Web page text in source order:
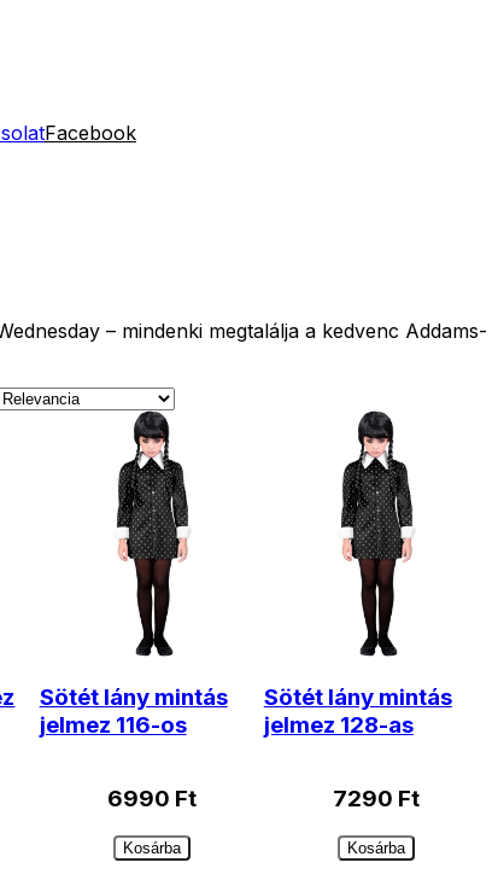
Facebook
– mindenki megtalálja a kedvenc Addams-
Sötét lány mintás
jelmez 116-os
6990 Ft
Kosárba
Sötét lány mintás
jelmez 128-as
7290 Ft
Kosárba